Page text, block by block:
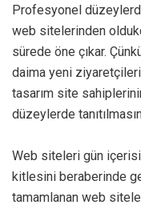
Profesyonel
web sitelerinden
sürede öne çıkar.
daima yeni
tasarım site
düzeylerde
Web siteleri gün
kitlesini beraberinde
tamamlanan web